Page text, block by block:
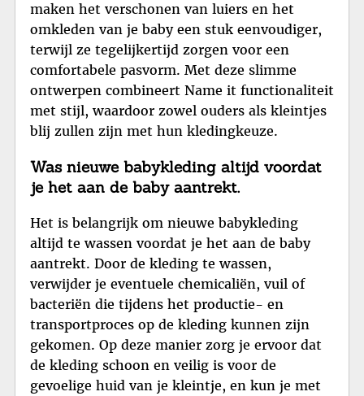
maken het verschonen van luiers en het
omkleden van je baby een stuk eenvoudiger,
terwijl ze tegelijkertijd zorgen voor een
comfortabele pasvorm. Met deze slimme
ontwerpen combineert Name it functionaliteit
met stijl, waardoor zowel ouders als kleintjes
blij zullen zijn met hun kledingkeuze.
Was nieuwe babykleding altijd voordat
je het aan de baby aantrekt.
Het is belangrijk om nieuwe babykleding
altijd te wassen voordat je het aan de baby
aantrekt. Door de kleding te wassen,
verwijder je eventuele chemicaliën, vuil of
bacteriën die tijdens het productie- en
transportproces op de kleding kunnen zijn
gekomen. Op deze manier zorg je ervoor dat
de kleding schoon en veilig is voor de
gevoelige huid van je kleintje, en kun je met